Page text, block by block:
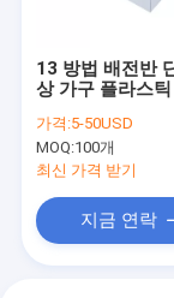
13 방법 배전반
상 가구 플라스틱
가격:5-50USD
MOQ:100개
최신 가격 받기
지금 연락